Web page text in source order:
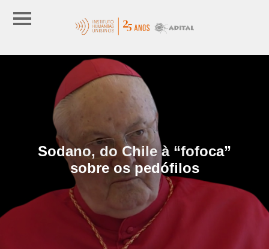
Sodano, do Chile à “fofoca”
sobre os pedófilos